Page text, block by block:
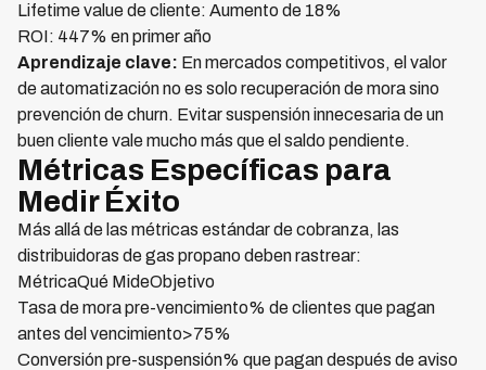
Lifetime value de cliente: Aumento de 18%
ROI: 447% en primer año
Aprendizaje clave: En mercados competitivos, el valor
de automatización no es solo recuperación de mora sino
prevención de churn. Evitar suspensión innecesaria de un
buen cliente vale mucho más que el saldo pendiente.
Métricas Específicas para
Medir Éxito
Más allá de las métricas estándar de cobranza, las
distribuidoras de gas propano deben rastrear:
MétricaQué MideObjetivo
Tasa de mora pre-vencimiento% de clientes que pagan
antes del vencimiento>75%
Conversión pre-suspensión% que pagan después de aviso